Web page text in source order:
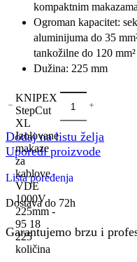
kompaktnim
Ogroman kapacitet:
aluminijuma do 35
tankožilne do 120 mm²
Dužina: 225 mm
KNIPEX
StepCut
XL
Izolovane
makaze
za
kablove
VDE
1000V
225mm -
95 18
225
količina
Dodaj na listu želja
Uporedi proizvode
Lista poređenja
Dostava do 72h
Garantujemo brzu i